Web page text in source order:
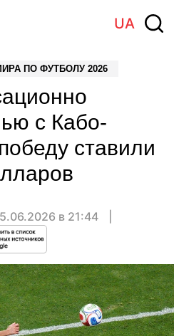
UA
ПО ФУТБОЛУ 2026
с Кабо-
ставили
в 21:44